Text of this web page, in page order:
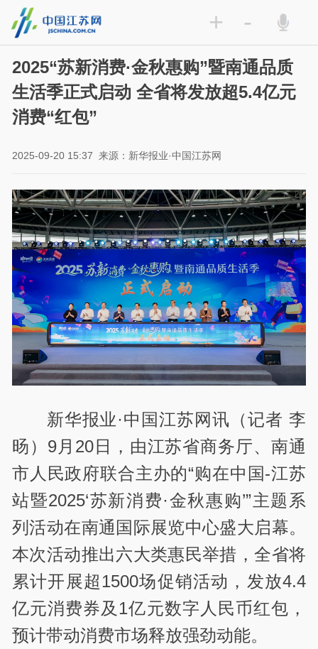
+ -
2025“苏新消费·金秋惠购”暨南通品质
生活季正式启动 全省将发放超5.4亿元
消费“红包”
2025-09-20 15:37 来源：新华报业·中国江苏网
新华报业·中国江苏网讯（记者 李
旸）9月 20日，由江苏省商务厅、南通
市人民政府联合主办的“购在中国-江苏
站暨2025‘苏新消费·金秋惠购’”主题系
列活动在南通国际展览中心盛大启幕。
本次活动推出六大类惠民举措，全省将
累计开展超1500场促销活动，发放4.4
亿元消费券及 1亿元数字人民币红包，
预计带动消费市场释放强劲动能。